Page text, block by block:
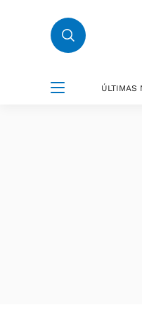
ÚLTIMAS